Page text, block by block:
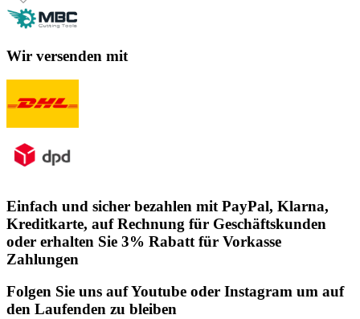
Wir versenden mit
Einfach und sicher bezahlen mit PayPal, Klarna,
Kreditkarte, auf Rechnung für Geschäftskunden
oder erhalten Sie 3% Rabatt für Vorkasse
Zahlungen
Folgen Sie uns auf Youtube oder Instagram um auf
den Laufenden zu bleiben